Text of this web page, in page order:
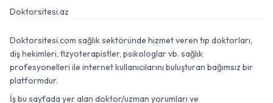
Doktorsitesi.az
Doktorsitesi.com sağlık sektöründe hizmet veren tıp doktorları,
diş hekimleri, fizyoterapistler, psikologlar vb. sağlık
profesyonelleri ile internet kullanıcılarını buluşturan bağımsız bir
platformdur.
İş bu sayfada yer alan doktor/uzman yorumları ve